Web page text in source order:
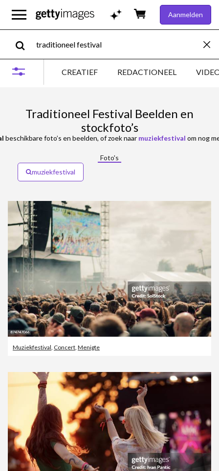
Aanmelden
CREATIEF REDACTIONEEL
Traditioneel Festival Beelden en
stockfoto’s
beschikbare foto’s en beelden, of zoek naar muziekfestival om nog
Foto's
muziekfestival
Muziekfestival, Concert, Menigte